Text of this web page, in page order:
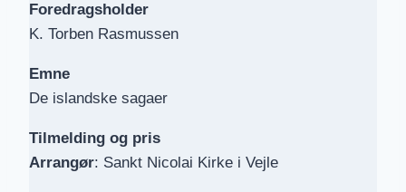
Foredragsholder
K. Torben Rasmussen
Emne
De islandske sagaer
Tilmelding og pris
Arrangør: Sankt Nicolai Kirke i Vejle